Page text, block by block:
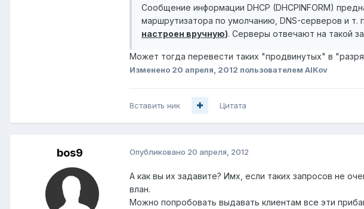
Сообщение информации DHCP (DHCPINFORM)
маршрутизатора по умолчанию, DNS-серверов и т.
настроен вручную). Серверы отвечают на такой
Может тогда перевести таких "продвинутых" в
Изменено 20 апреля, 2012 пользователем AlKov
Вставить ник Цитата
bos9 Опубликовано 20 апреля, 2012
А как вы их задавите? Имх, если таких запросов не
влан.
Можно попробовать выдавать клиентам все эти